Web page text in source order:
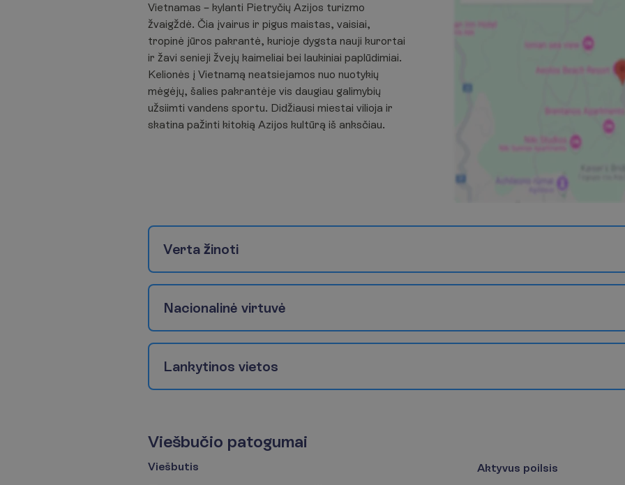
Vietnamas – kylanti Pietryčių Azijos turizmo
žvaigždė. Čia įvairus ir pigus maistas, vaisiai,
tropinė jūros pakrantė, kurioje dygsta nauji kurortai
ir žavi senieji žvejų kaimeliai bei laukiniai paplūdimiai.
Kelionės į Vietnamą neatsiejamos nuo nuotykių
mėgėjų, šalies pakrantėje vis daugiau galimybių
užsiimti vandens sportu. Didžiausi miestai vilioja ir
skatina pažinti kitokią Azijos kultūrą iš anksčiau.
Verta žinoti
Nacionalinė virtuvė
Lankytinos vietos
Viešbučio patogumai
Viešbutis Aktyvus poilsis